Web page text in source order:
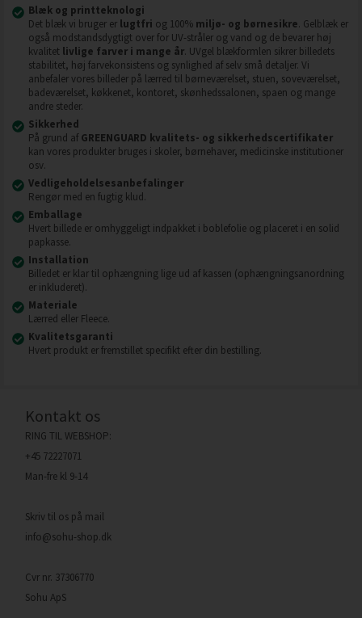
Blæk og printteknologi
Det blæk vi bruger er lugtfri og 100% miljø- og børnesikre. Gelblæk er
også modstandsdygtigt over for UV-stråler og vand og de bevarer høj
kvalitet livlige farver i mange år. UVgel blækformlen sikrer billedets
stabilitet, høj farvekonsistens og synlighed af selv små detaljer. Vi
anbefaler vores billeder på lærred til børneværelset, stuen, soveværelset,
badeværelset, køkkenet, kontoret, skønhedssalonen, spaen og mange
andre steder.
Sikkerhed
På grund af GREENGUARD kvalitets- og sikkerhedscertifikater
kan vores produkter bruges i skoler, børnehaver, medicinske institutioner
osv.
Vedligeholdelsesanbefalinger
Rengør med en fugtig klud.
Emballage
Hvert billede er omhyggeligt indpakket i boblefolie og placeret i en solid
papkasse.
Installation
Billedet er klar til ophængning lige ud af kassen (ophængningsanordning
er inkluderet).
Materiale
Lærred eller Fleece.
Kvalitetsgaranti
Hvert produkt er fremstillet specifikt efter din bestilling.
Kontakt os
RING TIL WEBSHOP:
+45 72227071
Man-fre kl 9-14
Skriv til os på mail
info@sohu-shop.dk
Cvr nr. 37306770
Sohu ApS